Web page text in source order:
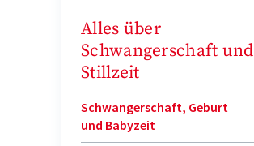
Alles über
Schwangerschaft und
Stillzeit
Schwangerschaft, Geburt
und Babyzeit